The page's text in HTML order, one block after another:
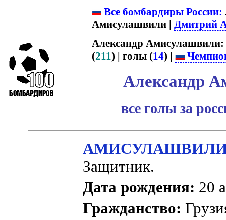
Все бомбардиры России:
Амисулашвили | Дмитрий
Александр Амисулашвили:
(211) | голы (14) |
Александр
все голы за
АМИСУЛАШВИЛИ
Защитник.
Дата рождения: 20
Гражданство: